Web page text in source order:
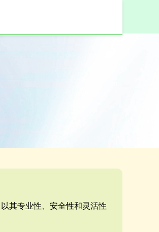
其专业性、安全性和灵活性